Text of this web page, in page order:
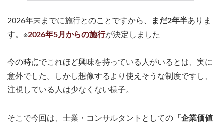
2026年末までに施行とのことですから、 まだ2年半ありま
す。※2026年5月からの施行が決定しました
今の時点でこれほど興味を持っている人がいるとは、実に
意外でした。しかし想像するより使えそうな制度ですし、
注視している人は少なくない様子。
そこで今回は、士業・コンサルタントとしての 「企業価値